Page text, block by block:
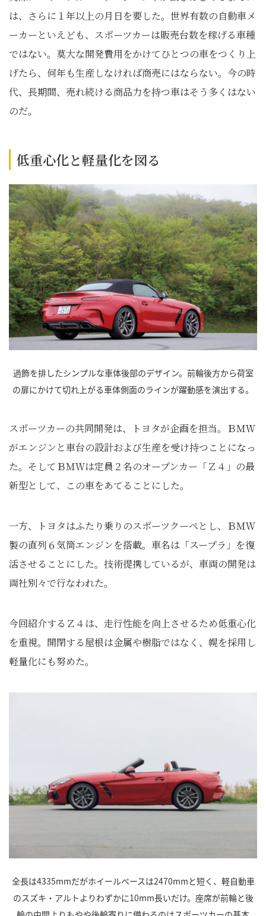
は、さらに１年以上の月日を要した。世界有数の自動車メ
ーカーといえども、スポーツカーは販売台数を稼げる車種
ではない。莫大な開発費用をかけてひとつの車をつくり上
げたら、何年も生産しなければ商売にはならない。今の時
代、長期間、売れ続ける商品力を持つ車はそう多くはない
のだ。
低重心化と軽量化を図る
過飾を排したシンプルな車体後部のデザイン。前輪後方から荷室
の扉にかけて切れ上がる車体側面のラインが躍動感を演出する。
スポーツカーの共同開発は、トヨタが企画を担当。ＢＭＷ
がエンジンと車台の設計および生産を受け持つことになっ
た。そしてＢＭＷは定員２名のオープンカー「Ｚ４」の最
新型として、この車をあてることにした。
一方、トヨタはふたり乗りのスポーツクーペとし、ＢＭＷ
製の直列６気筒エンジンを搭載。車名は「スープラ」を復
活させることにした。技術提携しているが、車両の開発は
両社別々で行なわれた。
今回紹介するＺ４は、走行性能を向上させるため低重心化
を重視。開閉する屋根は金属や樹脂ではなく、幌を採用し
軽量化にも努めた。
全長は4335mmだがホイールベースは2470mmと短く、軽自動車
のスズキ・アルトよりわずかに10mm長いだけ。座席が前輪と後